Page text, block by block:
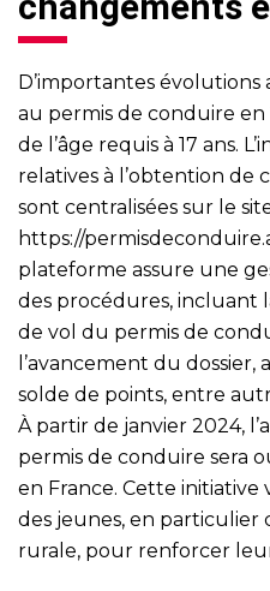
D’importantes
au permis de conduire
de l’âge requis à 17 ans.
relatives à l’obtention de
sont centralisées sur le
https://
plateforme assure une
des procédures, incluant
de vol du permis de
l’avancement du
solde de points, entre
À partir de janvier 2024,
permis de conduire sera
en France. Cette initiative
des jeunes, en particulier
rurale, pour renforcer leur